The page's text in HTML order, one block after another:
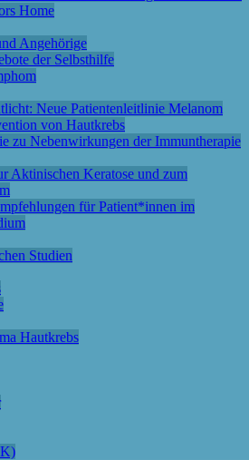
Home
Angehörige
der Selbsthilfe
Neue Patientenleitlinie Melanom
von Hautkrebs
zu Nebenwirkungen der Immuntherapie
Aktinischen Keratose und zum
für Patient*innen im
Studien
Hautkrebs